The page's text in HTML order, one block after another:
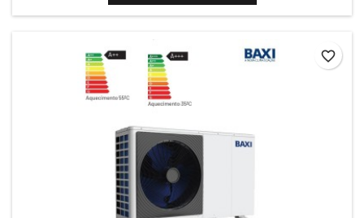
favorite_border